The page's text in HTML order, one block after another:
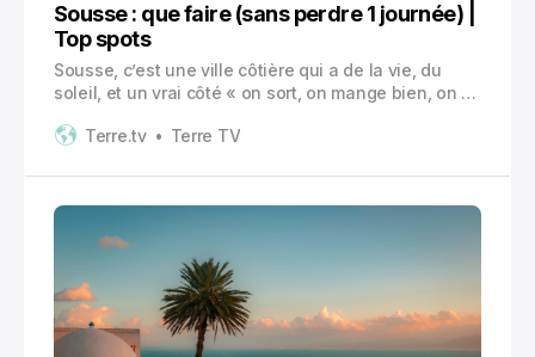
Sousse : que faire (sans perdre 1 journée) |
Top spots
Sousse, c’est une ville côtière qui a de la vie, du
soleil, et un vrai côté « on sort, on mange bien, on se
classée, des remparts, des cafés, des marchés, et
compliquer la logistique.
Terre.tv Terre TV